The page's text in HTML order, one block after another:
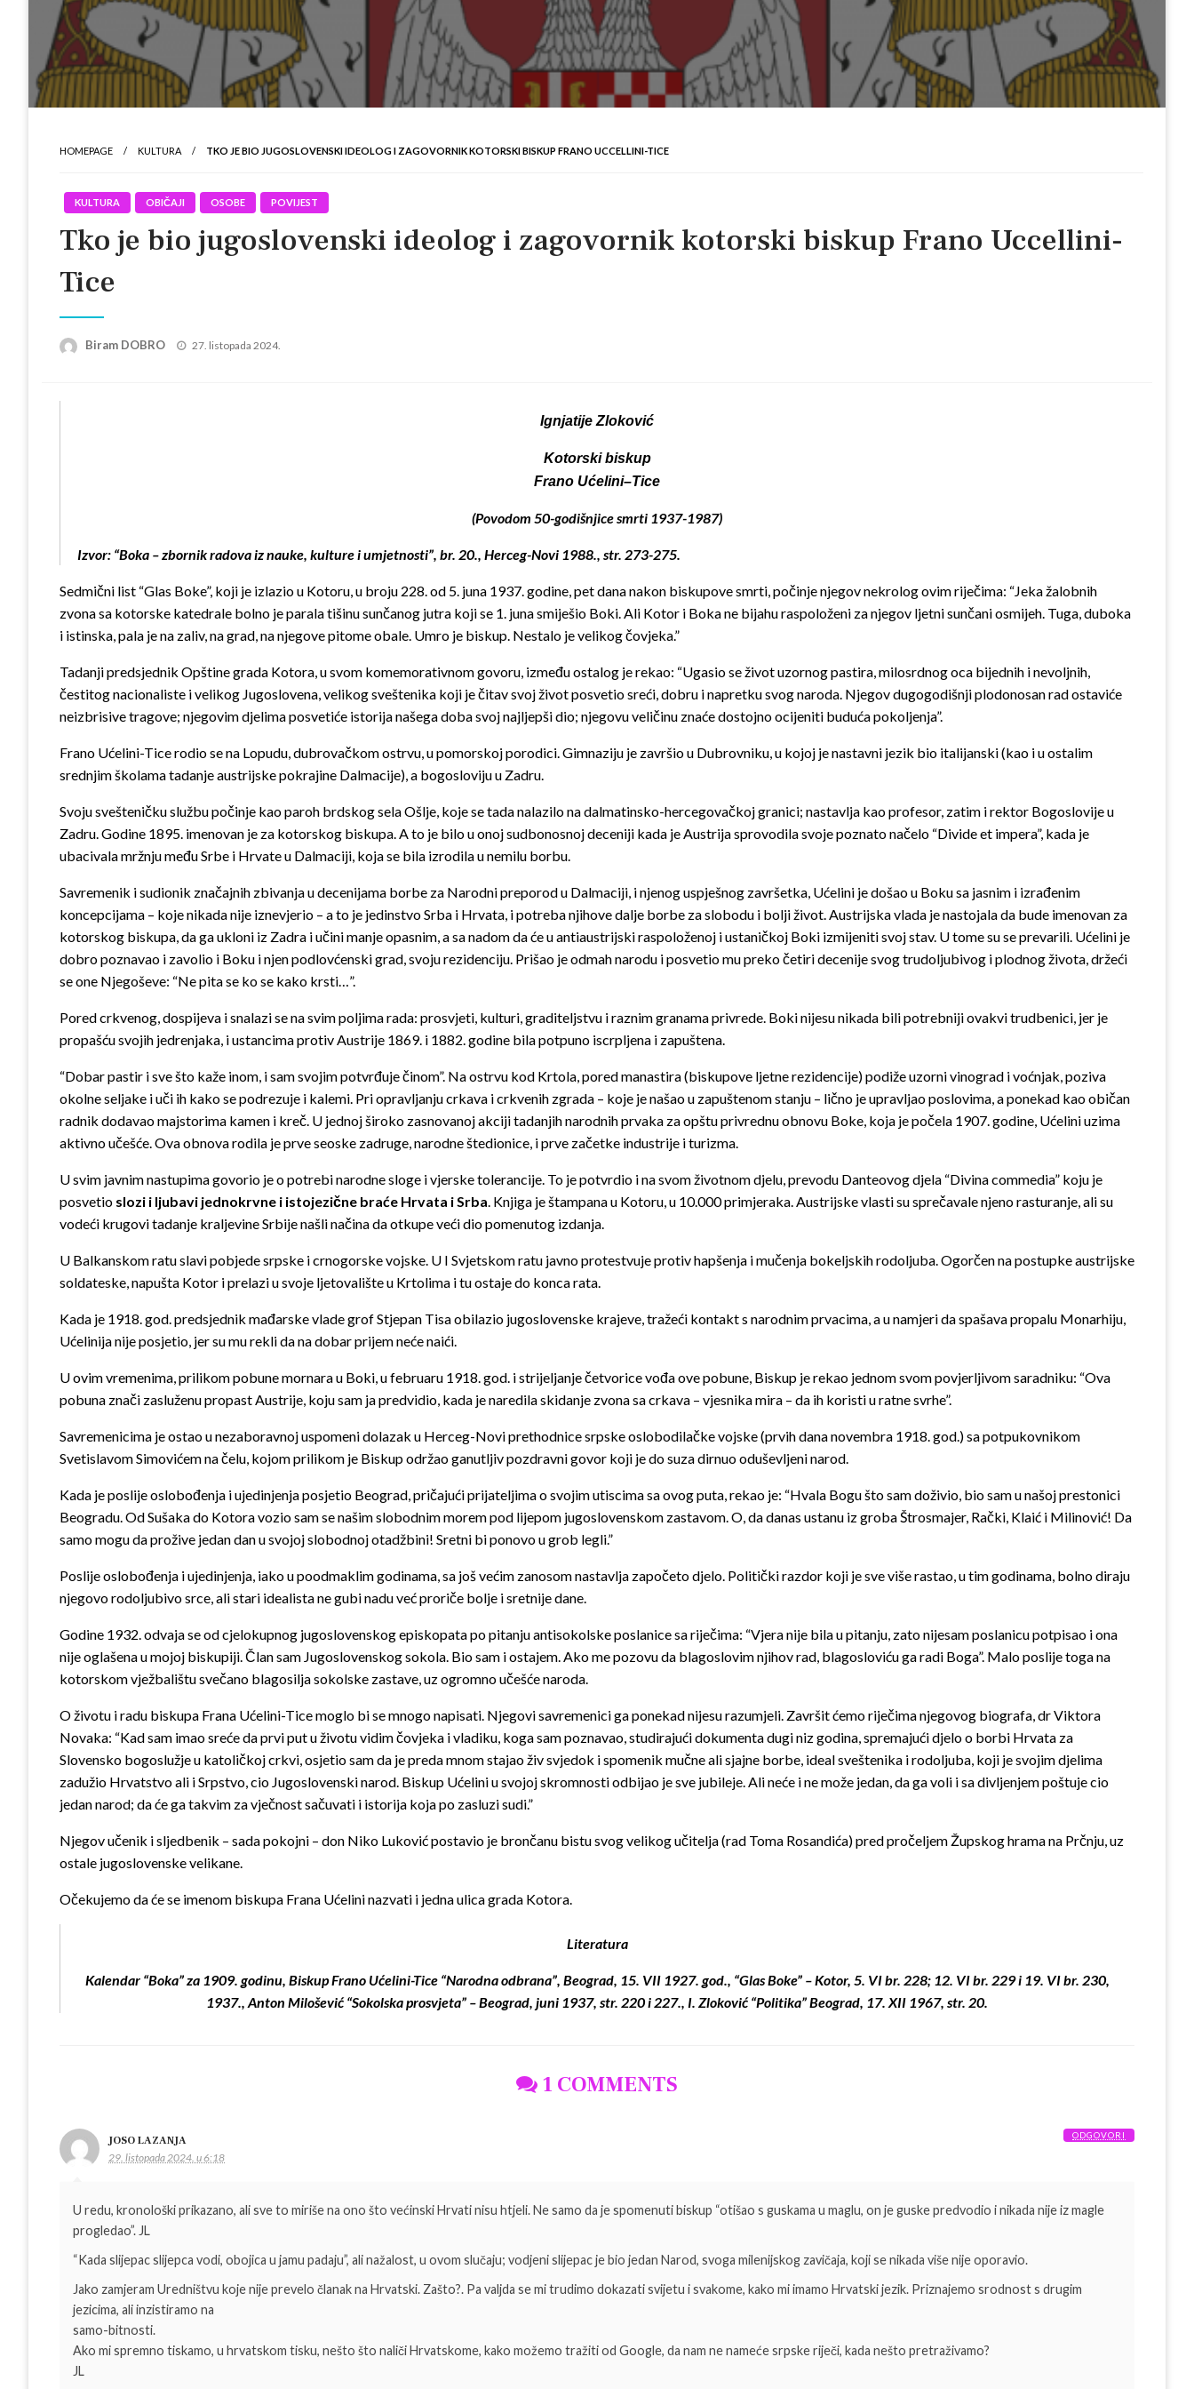
HOMEPAGE KULTURA TKO JE BIO JUGOSLOVENSKI IDEOLOG I ZAGOVORNIK KOTORSKI BISKUP FRANO UCCELLINI-TICE
KULTURA OBIČAJI OSOBE POVIJEST
Tko je bio jugoslovenski ideolog i zagovornik kotorski biskup Frano Uccellini-
Tice
Biram DOBRO
Posted
27. listopada 2024.
Ignjatije Zloković
Kotorski biskup
Frano Ućelini–Tice
(Povodom 50-godišnjice smrti 1937-1987)
Izvor: “Boka – zbornik radova iz nauke, kulture i umjetnosti”, br. 20., Herceg-Novi 1988., str. 273-275.
Sedmični list “Glas Boke”, koji je izlazio u Kotoru, u broju 228. od 5. juna 1937. godine, pet dana nakon biskupove smrti, počinje njegov nekrolog ovim riječima: “Jeka žalobnih
zvona sa kotorske katedrale bolno je parala tišinu sunčanog jutra koji se 1. juna smiješio Boki. Ali Kotor i Boka ne bijahu raspoloženi za njegov ljetni sunčani osmijeh. Tuga, duboka
i istinska, pala je na zaliv, na grad, na njegove pitome obale. Umro je biskup. Nestalo je velikog čovjeka.”
Tadanji predsjednik Opštine grada Kotora, u svom komemorativnom govoru, između ostalog je rekao: “Ugasio se život uzornog pastira, milosrdnog oca bijednih i nevoljnih,
čestitog nacionaliste i velikog Jugoslovena, velikog sveštenika koji je čitav svoj život posvetio sreći, dobru i napretku svog naroda. Njegov dugogodišnji plodonosan rad ostaviće
neizbrisive tragove; njegovim djelima posvetiće istorija našega doba svoj najljepši dio; njegovu veličinu znaće dostojno ocijeniti buduća pokoljenja”.
Frano Ućelini-Tice rodio se na Lopudu, dubrovačkom ostrvu, u pomorskoj porodici. Gimnaziju je završio u Dubrovniku, u kojoj je nastavni jezik bio italijanski (kao i u ostalim
srednjim školama tadanje austrijske pokrajine Dalmacije), a bogosloviju u Zadru.
Svoju svešteničku službu počinje kao paroh brdskog sela Ošlje, koje se tada nalazilo na dalmatinsko-hercegovačkoj granici; nastavlja kao profesor, zatim i rektor Bogoslovije u
Zadru. Godine 1895. imenovan je za kotorskog biskupa. A to je bilo u onoj sudbonosnoj deceniji kada je Austrija sprovodila svoje poznato načelo “Divide et impera”, kada je
ubacivala mržnju među Srbe i Hrvate u Dalmaciji, koja se bila izrodila u nemilu borbu.
Savremenik i sudionik značajnih zbivanja u decenijama borbe za Narodni preporod u Dalmaciji, i njenog uspješnog završetka, Ućelini je došao u Boku sa jasnim i izrađenim
koncepcijama – koje nikada nije iznevjerio – a to je jedinstvo Srba i Hrvata, i potreba njihove dalje borbe za slobodu i bolji život. Austrijska vlada je nastojala da bude imenovan za
kotorskog biskupa, da ga ukloni iz Zadra i učini manje opasnim, a sa nadom da će u antiaustrijski raspoloženoj i ustaničkoj Boki izmijeniti svoj stav. U tome su se prevarili. Ućelini je
dobro poznavao i zavolio i Boku i njen podlovćenski grad, svoju rezidenciju. Prišao je odmah narodu i posvetio mu preko četiri decenije svog trudoljubivog i plodnog života, držeći
se one Njegoševe: “Ne pita se ko se kako krsti…”.
Pored crkvenog, dospijeva i snalazi se na svim poljima rada: prosvjeti, kulturi, graditeljstvu i raznim granama privrede. Boki nijesu nikada bili potrebniji ovakvi trudbenici, jer je
propašću svojih jedrenjaka, i ustancima protiv Austrije 1869. i 1882. godine bila potpuno iscrpljena i zapuštena.
“Dobar pastir i sve što kaže inom, i sam svojim potvrđuje činom”. Na ostrvu kod Krtola, pored manastira (biskupove ljetne rezidencije) podiže uzorni vinograd i voćnjak, poziva
okolne seljake i uči ih kako se podrezuje i kalemi. Pri opravljanju crkava i crkvenih zgrada – koje je našao u zapuštenom stanju – lično je upravljao poslovima, a ponekad kao običan
radnik dodavao majstorima kamen i kreč. U jednoj široko zasnovanoj akciji tadanjih narodnih prvaka za opštu privrednu obnovu Boke, koja je počela 1907. godine, Ućelini uzima
aktivno učešće. Ova obnova rodila je prve seoske zadruge, narodne štedionice, i prve začetke industrije i turizma.
U svim javnim nastupima govorio je o potrebi narodne sloge i vjerske tolerancije. To je potvrdio i na svom životnom djelu, prevodu Danteovog djela “Divina commedia” koju je
posvetio slozi i ljubavi jednokrvne i istojezične braće Hrvata i Srba. Knjiga je štampana u Kotoru, u 10.000 primjeraka. Austrijske vlasti su sprečavale njeno rasturanje, ali su
vodeći krugovi tadanje kraljevine Srbije našli načina da otkupe veći dio pomenutog izdanja.
U Balkanskom ratu slavi pobjede srpske i crnogorske vojske. U I Svjetskom ratu javno protestvuje protiv hapšenja i mučenja bokeljskih rodoljuba. Ogorčen na postupke austrijske
soldateske, napušta Kotor i prelazi u svoje ljetovalište u Krtolima i tu ostaje do konca rata.
Kada je 1918. god. predsjednik mađarske vlade grof Stjepan Tisa obilazio jugoslovenske krajeve, tražeći kontakt s narodnim prvacima, a u namjeri da spašava propalu Monarhiju,
Ućelinija nije posjetio, jer su mu rekli da na dobar prijem neće naići.
U ovim vremenima, prilikom pobune mornara u Boki, u februaru 1918. god. i strijeljanje četvorice vođa ove pobune, Biskup je rekao jednom svom povjerljivom saradniku: “Ova
pobuna znači zasluženu propast Austrije, koju sam ja predvidio, kada je naredila skidanje zvona sa crkava – vjesnika mira – da ih koristi u ratne svrhe”.
Savremenicima je ostao u nezaboravnoj uspomeni dolazak u Herceg-Novi prethodnice srpske oslobodilačke vojske (prvih dana novembra 1918. god.) sa potpukovnikom
Svetislavom Simovićem na čelu, kojom prilikom je Biskup održao ganutljiv pozdravni govor koji je do suza dirnuo oduševljeni narod.
Kada je poslije oslobođenja i ujedinjenja posjetio Beograd, pričajući prijateljima o svojim utiscima sa ovog puta, rekao je: “Hvala Bogu što sam doživio, bio sam u našoj prestonici
Beogradu. Od Sušaka do Kotora vozio sam se našim slobodnim morem pod lijepom jugoslovenskom zastavom. O, da danas ustanu iz groba Štrosmajer, Rački, Klaić i Milinović! Da
samo mogu da prožive jedan dan u svojoj slobodnoj otadžbini! Sretni bi ponovo u grob legli.”
Poslije oslobođenja i ujedinjenja, iako u poodmaklim godinama, sa još većim zanosom nastavlja započeto djelo. Politički razdor koji je sve više rastao, u tim godinama, bolno diraju
njegovo rodoljubivo srce, ali stari idealista ne gubi nadu već proriče bolje i sretnije dane.
Godine 1932. odvaja se od cjelokupnog jugoslovenskog episkopata po pitanju antisokolske poslanice sa riječima: “Vjera nije bila u pitanju, zato nijesam poslanicu potpisao i ona
nije oglašena u mojoj biskupiji. Član sam Jugoslovenskog sokola. Bio sam i ostajem. Ako me pozovu da blagoslovim njihov rad, blagosloviću ga radi Boga”. Malo poslije toga na
kotorskom vježbalištu svečano blagosilja sokolske zastave, uz ogromno učešće naroda.
O životu i radu biskupa Frana Ućelini-Tice moglo bi se mnogo napisati. Njegovi savremenici ga ponekad nijesu razumjeli. Završit ćemo riječima njegovog biografa, dr Viktora
Novaka: “Kad sam imao sreće da prvi put u životu vidim čovjeka i vladiku, koga sam poznavao, studirajući dokumenta dugi niz godina, spremajući djelo o borbi Hrvata za
Slovensko bogoslužje u katoličkoj crkvi, osjetio sam da je preda mnom stajao živ svjedok i spomenik mučne ali sjajne borbe, ideal sveštenika i rodoljuba, koji je svojim djelima
zadužio Hrvatstvo ali i Srpstvo, cio Jugoslovenski narod. Biskup Ućelini u svojoj skromnosti odbijao je sve jubileje. Ali neće i ne može jedan, da ga voli i sa divljenjem poštuje cio
jedan narod; da će ga takvim za vječnost sačuvati i istorija koja po zasluzi sudi.”
Njegov učenik i sljedbenik – sada pokojni – don Niko Luković postavio je brončanu bistu svog velikog učitelja (rad Toma Rosandića) pred pročeljem Župskog hrama na Prčnju, uz
ostale jugoslovenske velikane.
Očekujemo da će se imenom biskupa Frana Ućelini nazvati i jedna ulica grada Kotora.
Literatura
Kalendar “Boka” za 1909. godinu, Biskup Frano Ućelini-Tice “Narodna odbrana”, Beograd, 15. VII 1927. god., “Glas Boke” – Kotor, 5. VI br. 228; 12. VI br. 229 i 19. VI br. 230,
1937., Anton Milošević “Sokolska prosvjeta” – Beograd, juni 1937, str. 220 i 227., I. Zloković “Politika” Beograd, 17. XII 1967, str. 20.
1 COMMENTS
JOSO LAZANJA
29. listopada 2024. u 6:18
U redu, kronološki prikazano, ali sve to miriše na ono što većinski Hrvati nisu htjeli. Ne samo da je spomenuti biskup “otišao s guskama u maglu, on je guske predvodio i nikada nije iz magle
progledao”. JL
“Kada slijepac slijepca vodi, obojica u jamu padaju”, ali nažalost, u ovom slučaju; vodjeni slijepac je bio jedan Narod, svoga milenijskog zavičaja, koji se nikada više nije oporavio.
Jako zamjeram Uredništvu koje nije prevelo članak na Hrvatski. Zašto?. Pa valjda se mi trudimo dokazati svijetu i svakome, kako mi imamo Hrvatski jezik. Priznajemo srodnost s drugim
jezicima, ali inzistiramo na
samo-bitnosti.
Ako mi spremno tiskamo, u hrvatskom tisku, nešto što naliči Hrvatskome, kako možemo tražiti od Google, da nam ne nameće srpske riječi, kada nešto pretraživamo?
JL
ODGOVORI